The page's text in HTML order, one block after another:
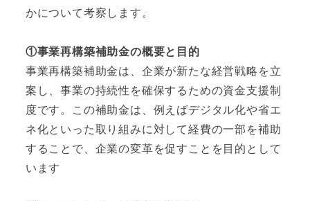
かについて考察します。
①事業再構築補助金の概要と目的
事業再構築補助金は、企業が新たな経営戦略を立
案し、事業の持続性を確保するための資金支援制
度です。この補助金は、例えばデジタル化や省エ
ネ化といった取り組みに対して経費の一部を補助
することで、企業の変革を促すことを目的として
います